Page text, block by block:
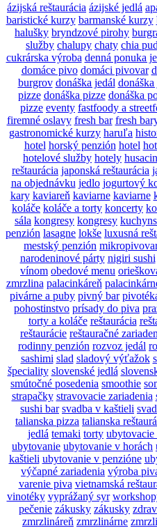
ázijská reštaurácia ázijské jedlá
baristické kurzy barmanské kurzy
halušky bryndzové pirohy
služby chalupy chaty chia
cukrárska výroba denná ponuka
domáce pivo domáci pivovar
burgrov donáška jedál donáška
pizze donáška pizze donáška
pizze eventy fastfoody a
firemné oslavy fresh bar fresh
gastronomické kurzy haruľa
hotel horský penzión hotel
hotelové služby hotely
reštaurácia japonská reštaurácia
na objednávku jedlo jogurtový
kary kaviareň kaviarne kaviarne
koláče koláče a torty koncerty
sála kongresy kongresy
penzión lasagne lokše luxusná
mestský penzión
narodeninové párty nigiri sushi
vínom obedové menu
zmrzlina palacinkáreň
pivárne a puby pivný bar
pohostinstvo prísady do piva
torty a koláče reštaurácia
reštaurácie reštauračné
rodinny penzión rozvoz jedál
sashimi slad sladový výťažok
špeciality slovenské jedlá
smútočné posedenia smoothie
strapačky stravovacie zariadenia
sushi bar svadba v kaštieli
talianska pizza talianska
jedlá temaki torty ubytovacie
ubytovanie ubytovanie v horách
kaštieli ubytovanie v penzióne
výčapné zariadenia výroba
varenie piva vietnamská
vinotéky vyprážaný syr
pečenie zákusky zákusky
zmrzlináreň zmrzlinárne